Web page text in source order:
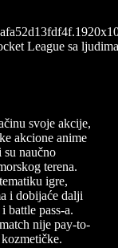
svoje akcije,
akcione anime
naučno
terena.
igre,
i dobijaće dalji
battle pass-a.
nije pay-to-